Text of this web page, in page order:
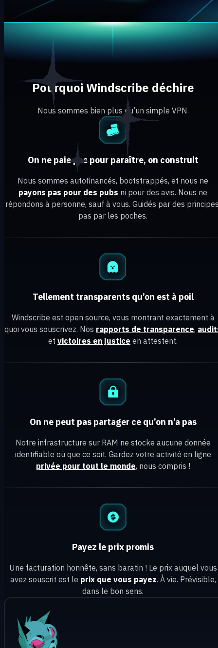
Pourquoi Windscribe déchire
Nous sommes bien plus qu’un simple VPN.
On ne paie pas pour paraître, on construit
Nous sommes autofinancés, bootstrappés, et nous ne
payons pas pour des pubs ni pour des avis. Nous ne
répondons à personne, sauf à vous. Guidés par des
pas par les poches.
Tellement transparents qu’on est à poil
Windscribe est open source, vous montrant exactement à
quoi vous souscrivez. Nos rapports de transparence,
et victoires en justice en attestent.
On ne peut pas partager ce qu’on n’a pas
Notre infrastructure sur RAM ne stocke aucune donnée
identifiable où que ce soit. Gardez votre activité en ligne
privée pour tout le monde, nous compris !
Payez le prix promis
Une facturation honnête, sans baratin ! Le prix auquel vous
avez souscrit est le prix que vous payez. À vie. Prévisible,
dans le bon sens.